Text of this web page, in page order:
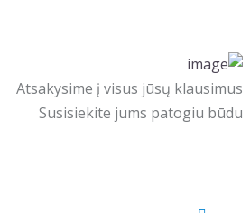
Atsakysime į visus jūsų klausimus
Susisiekite jums patogiu būdu